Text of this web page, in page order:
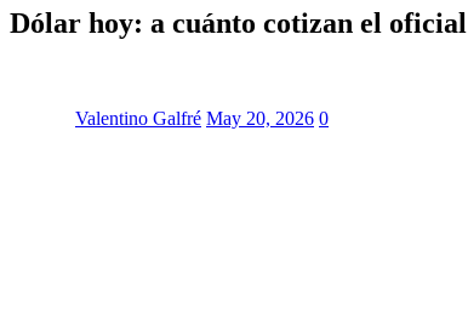
Dólar hoy: a cuánto cotizan el
Valentino Galfré May 20, 2026 0